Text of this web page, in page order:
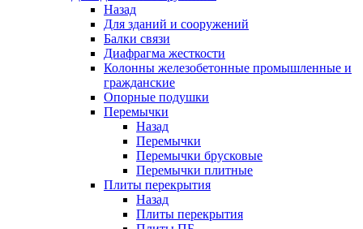
Назад
Для зданий и сооружений
Балки связи
Диафрагма жесткости
Колонны железобетонные промышленные и
гражданские
Опорные подушки
Перемычки
Назад
Перемычки
Перемычки брусковые
Перемычки плитные
Плиты перекрытия
Назад
Плиты перекрытия